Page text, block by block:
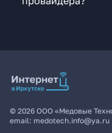
© 2026 ООО «Медовые
email: medotech.info@ya.ru